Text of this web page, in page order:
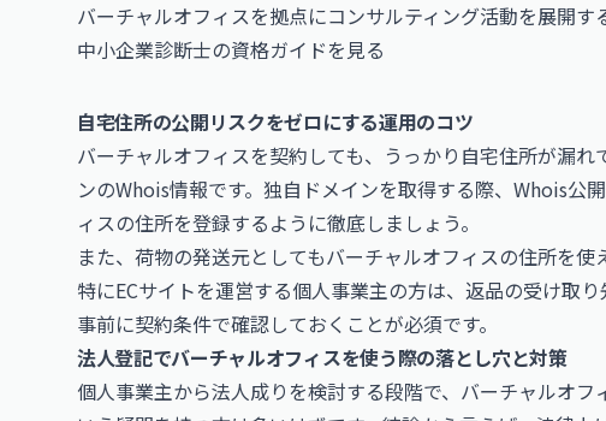
バーチャルオフィスを拠点にコンサルティング活動を展開す
中小企業診断士の資格ガイドを見る
自宅住所の公開リスクをゼロにする運用のコツ
バーチャルオフィスを契約しても、うっかり自宅住所が漏
ンのWhois情報です。独自ドメインを取得する際、Whois公
ィスの住所を登録するように徹底しましょう。
また、荷物の発送元としてもバーチャルオフィスの住所を使
特にECサイトを運営する個人事業主の方は、返品の受け取
事前に契約条件で確認しておくことが必須です。
法人登記でバーチャルオフィスを使う際の落とし穴と対策
個人事業主から法人成りを検討する段階で、バーチャルオ